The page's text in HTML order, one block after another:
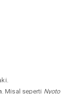
. Misal seperti Nyoto